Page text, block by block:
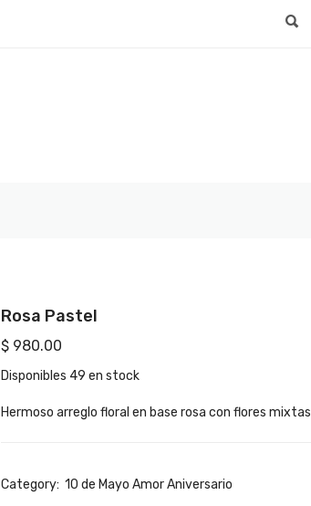
Rosa Pastel
$ 980.00
Disponibles 49 en stock
Hermoso arreglo floral en base rosa con flores mixtas
Category: 10 de Mayo AmorAniversario